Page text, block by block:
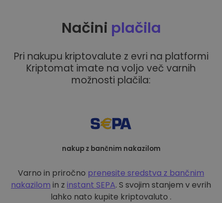
Načini plačila
Pri nakupu kriptovalute z evri na platformi
Kriptomat imate na voljo več varnih
možnosti plačila:
nakup z bančnim nakazilom
Varno in priročno prenesite sredstva z bančnim
nakazilom in z instant SEPA. S svojim stanjem v evrih
lahko nato kupite kriptovaluto .